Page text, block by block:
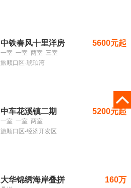
中铁春风十里洋房 5600元起
一室一室两室 三室
旅顺口区-琥珀湾
中车花溪镇二期 5200元起
一室一室两室
旅顺口区-经济开发区
大华锦绣海岸叠拼 160万